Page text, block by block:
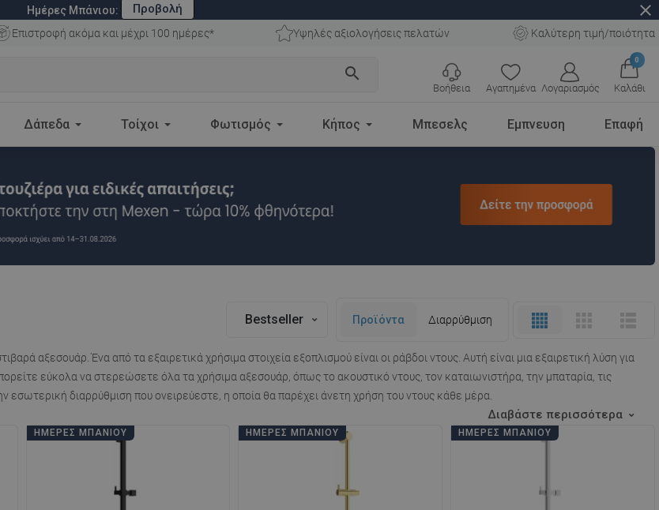
Ημέρες Μπάνιου: Προβολή close
Επιστροφή ακόμα και μέχρι 100 ημέρες* Υψηλές αξιολογήσεις πελατών Καλύτερη τιμή/ποιότητα
search
Αγαπημένα Λογαριασμός
0
Καλάθι
Βοήθεια
Δάπεδα Τοίχοι Φωτισμός Κήπος Μπεσελς Εμπνευση Επαφή
Bestseller Προϊόντα Διαρρύθμιση
αξεσουάρ. Ένα από τα εξαιρετικά χρήσιμα στοιχεία εξοπλισμού είναι οι ράβδοι ντους. Αυτή είναι μια εξαιρετική λύση για
εύκολα να στερεώσετε όλα τα χρήσιμα αξεσουάρ, όπως το ακουστικό ντους, τον καταιωνιστήρα, την μπαταρία, τις
εσωτερική διαρρύθμιση που ονειρεύεστε, η οποία θα παρέχει άνετη χρήση του ντους κάθε μέρα.
Διαβάστε περισσότερα
ΗΜΈΡΕΣ ΜΠΆΝΙΟΥ ΗΜΈΡΕΣ ΜΠΆΝΙΟΥ ΗΜΈΡΕΣ ΜΠΆΝΙΟΥ